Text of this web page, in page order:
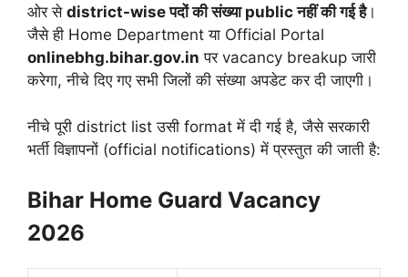
ओर से district-wise पदों की संख्या public नहीं की गई है।
जैसे ही Home Department या Official Portal
onlinebhg.bihar.gov.in पर vacancy breakup जारी
करेगा, नीचे दिए गए सभी जिलों की संख्या अपडेट कर दी जाएगी।
नीचे पूरी district list उसी format में दी गई है, जैसे सरकारी
भर्ती विज्ञापनों (official notifications) में प्रस्तुत की जाती है:
Bihar Home Guard Vacancy
2026